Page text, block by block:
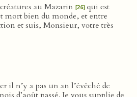
au Mazarin [26] qui est
mort bien du monde, et entre
et suis, Monsieur, votre très
il n’y a pas un an l’évêché de